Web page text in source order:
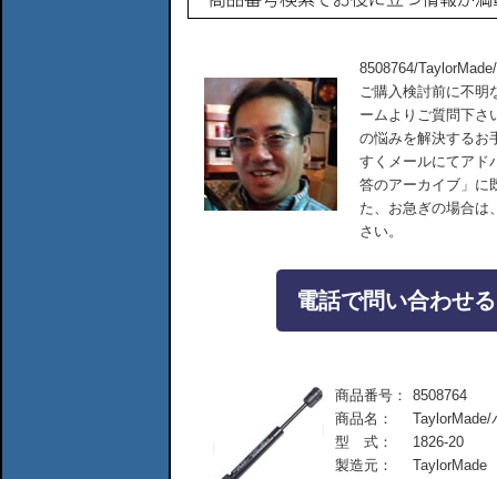
8508764/
ご購入検討前に不明
ームよりご質問下さ
の悩みを解決するお
すくメールにてアド
答のアーカイブ」に
た、お急ぎの場合は
さい。
電話で問い合わせ
商品番号：
8508764
商品名：
TaylorMade/
型 式：
1826-20
製造元：
TaylorMade